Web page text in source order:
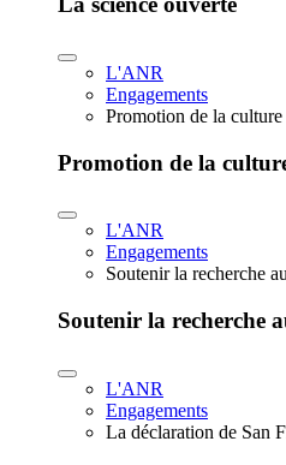
L'ANR
Engagements
Promotion de la
Promotion de la
L'ANR
Engagements
Soutenir la recherche
Soutenir la recherche
L'ANR
Engagements
La déclaration de San